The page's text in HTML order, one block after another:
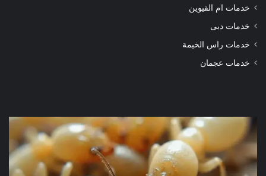
خدمات ام القيوين
خدمات دبى
خدمات راس الخيمة
خدمات عجمان
شركة
مكافحة
الرمة
في
دبي
في